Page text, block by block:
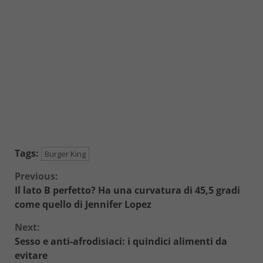
Tags: Burger King
Continue
Reading
Previous:
Il lato B perfetto? Ha una curvatura di 45,5 gradi
come quello di Jennifer Lopez
Next:
Sesso e anti-afrodisiaci: i quindici alimenti da
evitare